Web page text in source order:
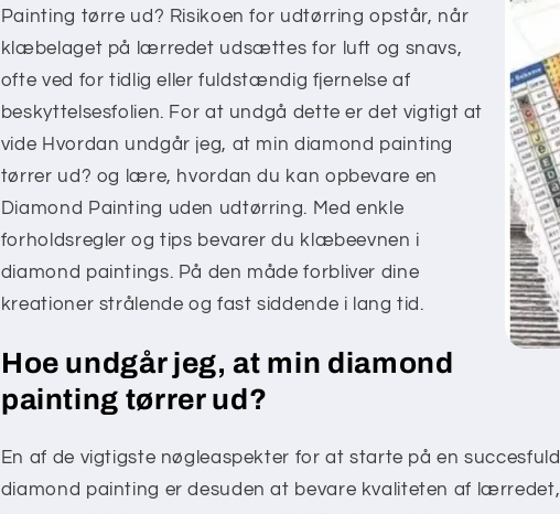
Painting tørre ud? Risikoen for udtørring opstår, når
klæbelaget på lærredet udsættes for luft og snavs,
ofte ved for tidlig eller fuldstændig fjernelse af
beskyttelsesfolien. For at undgå dette er det vigtigt at
vide Hvordan undgår jeg, at min diamond painting
tørrer ud? og lære, hvordan du kan opbevare en
Diamond Painting uden udtørring. Med enkle
forholdsregler og tips bevarer du klæbeevnen i
diamond paintings. På den måde forbliver dine
kreationer strålende og fast siddende i lang tid.
Hoe undgår jeg, at min diamond
painting tørrer ud?
En af de vigtigste nøgleaspekter for at starte på en succesfuld
diamond painting er desuden at bevare kvaliteten af lærredet,